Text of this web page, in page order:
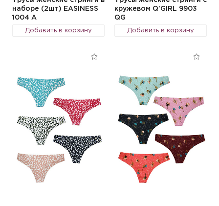
наборе (2шт) EASINESS
1004 A
Добавить в корзину
кружевом Q'GIRL 9903
QG
Добавить в корзину